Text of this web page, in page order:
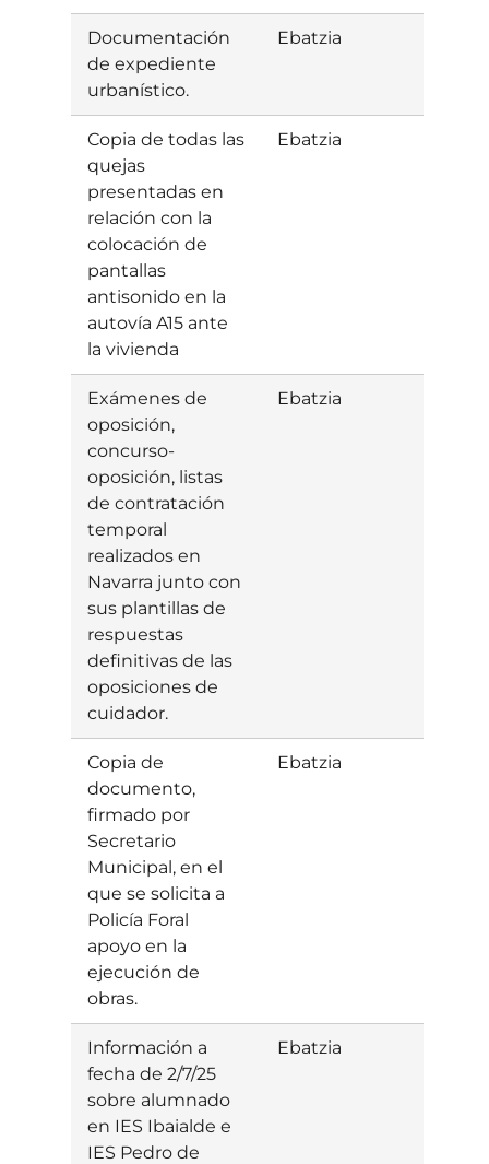
Documentación
de expediente
urbanístico.
Ebatzia
Copia de todas las
quejas
presentadas en
relación con la
colocación de
pantallas
antisonido en la
autovía A15 ante
la vivienda
Ebatzia
Exámenes de
oposición,
concurso-
oposición, listas
de contratación
temporal
realizados en
Navarra junto con
sus plantillas de
respuestas
definitivas de las
oposiciones de
cuidador.
Ebatzia
Copia de
documento,
firmado por
Secretario
Municipal, en el
que se solicita a
Policía Foral
apoyo en la
ejecución de
obras.
Ebatzia
Información a
fecha de 2/7/25
sobre alumnado
en IES Ibaialde e
IES Pedro de
Ebatzia